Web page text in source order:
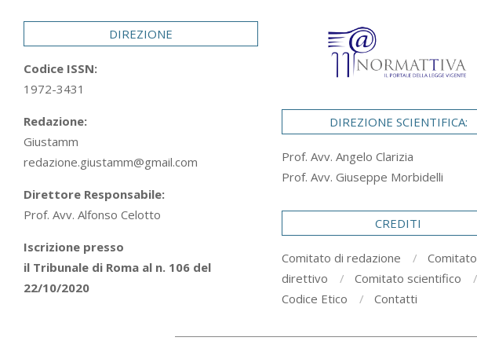
DIREZIONE
Codice ISSN:
1972-3431
Redazione:
Giustamm
redazione.giustamm@gmail.com
Direttore Responsabile:
Prof. Avv. Alfonso Celotto
Iscrizione presso
il Tribunale di Roma al n. 106 del
22/10/2020
DIREZIONE SCIENTIFICA:
Prof. Avv. Angelo Clarizia
Prof. Avv. Giuseppe Morbidelli
CREDITI
Comitato di redazione
Comitato
direttivo
Comitato scientifico
Codice Etico
Contatti